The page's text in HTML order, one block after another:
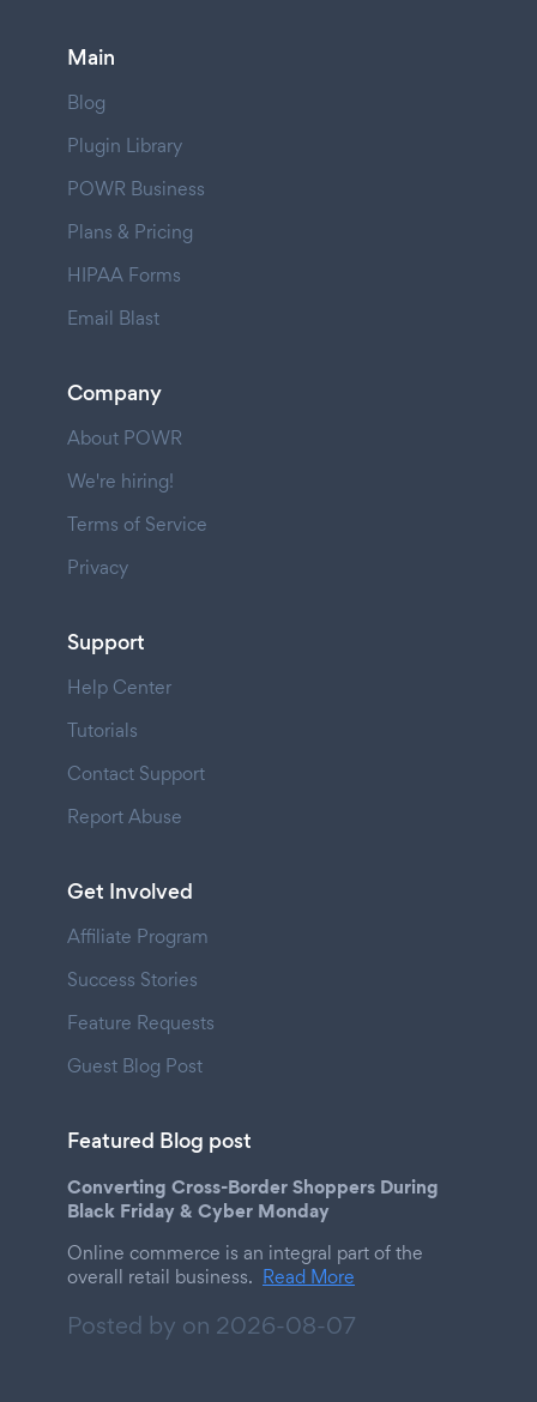
Main
Blog
Plugin Library
POWR Business
Plans & Pricing
HIPAA Forms
Email Blast
Company
About POWR
We're hiring!
Terms of Service
Privacy
Support
Help Center
Tutorials
Contact Support
Report Abuse
Get Involved
Affiliate Program
Success Stories
Feature Requests
Guest Blog Post
Featured Blog post
Converting Cross-Border Shoppers During
Black Friday & Cyber Monday
Online commerce is an integral part of the
overall retail business. Read More
Posted by on 2026-08-07